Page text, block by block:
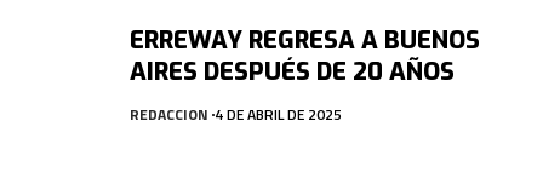
ERREWAY REGRESA A BUENOS
AIRES DESPUÉS DE 20 AÑOS
REDACCION 4 DE ABRIL DE 2025